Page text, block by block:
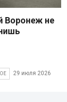
Воронеж не
29 июля 2026